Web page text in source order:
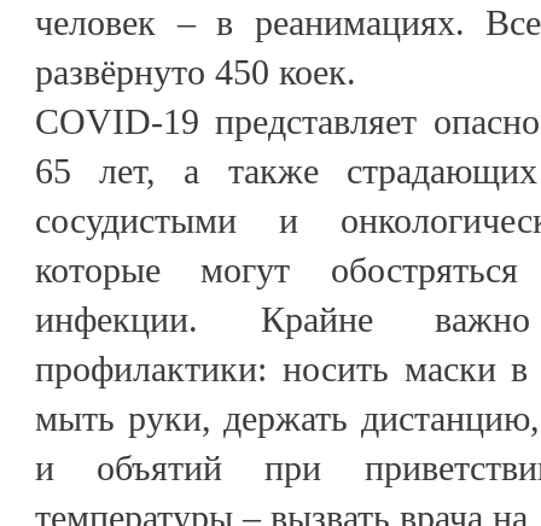
человек – в реанимациях.
развёрнуто 450 коек.
COVID-19 представляет
65 лет, а также страдающих
сосудистыми и
которые могут
инфекции. Крайне
профилактики: носить маски
мыть руки, держать
и объятий при
температуры – вызвать врача